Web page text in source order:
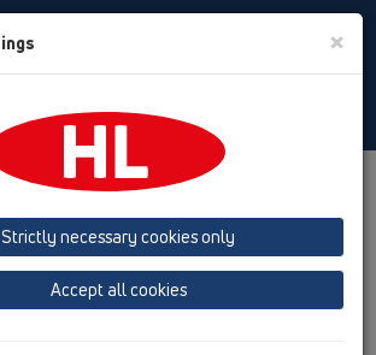
Toggle
продукта
помещений
×
Strictly necessary cookies only
Accept all cookies